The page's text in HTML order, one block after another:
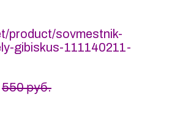
product/sovmestnik-
gibiskus-111140211-
550 руб.